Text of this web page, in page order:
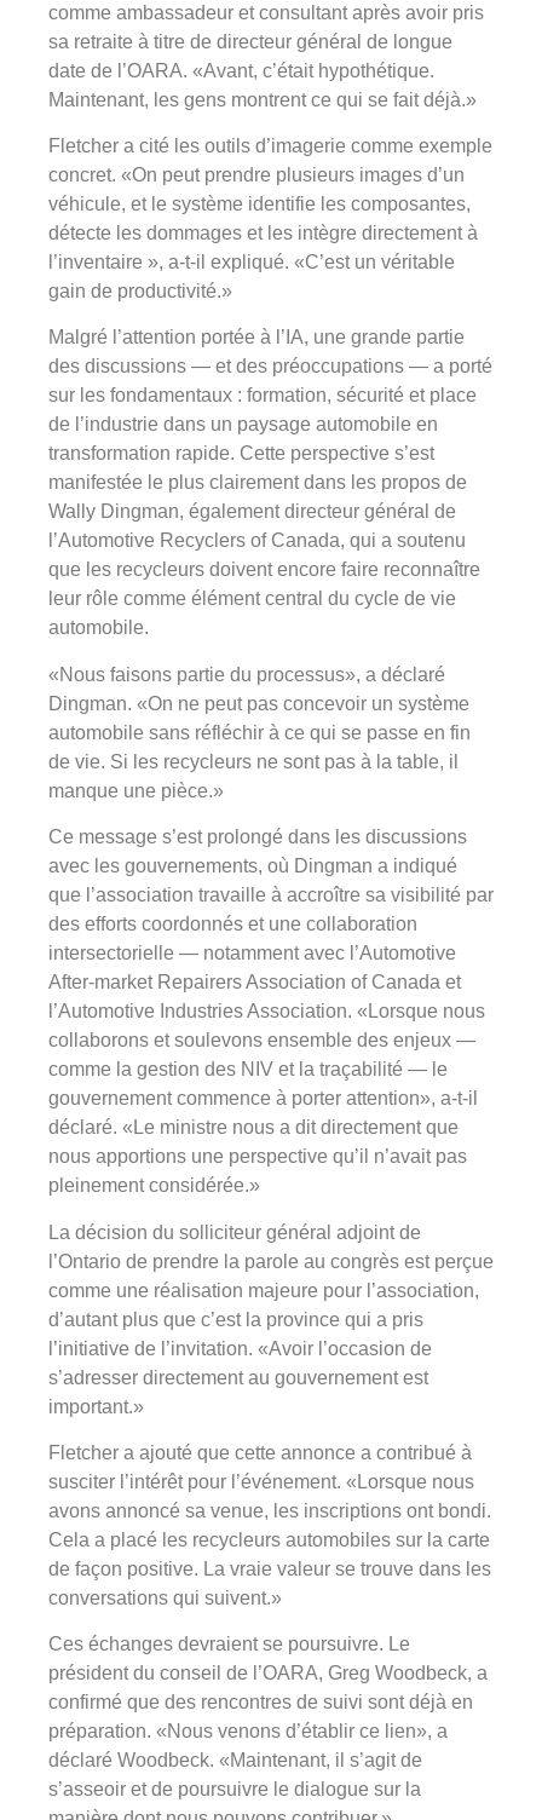
comme ambassadeur et consultant après avoir pris
sa retraite à titre de directeur général de longue
date de l’OARA. «Avant, c’était hypothétique.
Maintenant, les gens montrent ce qui se fait déjà.»
Fletcher a cité les outils d’imagerie comme exemple
concret. «On peut prendre plusieurs images d’un
véhicule, et le système identifie les composantes,
détecte les dommages et les intègre directement à
l’inventaire », a-t-il expliqué. «C’est un véritable
gain de productivité.»
Malgré l’attention portée à l’IA, une grande partie
des discussions — et des préoccupations — a porté
sur les fondamentaux : formation, sécurité et place
de l’industrie dans un paysage automobile en
transformation rapide. Cette perspective s’est
manifestée le plus clairement dans les propos de
Wally Dingman, également directeur général de
l’Automotive Recyclers of Canada, qui a soutenu
que les recycleurs doivent encore faire reconnaître
leur rôle comme élément central du cycle de vie
automobile.
«Nous faisons partie du processus», a déclaré
Dingman. «On ne peut pas concevoir un système
automobile sans réfléchir à ce qui se passe en fin
de vie. Si les recycleurs ne sont pas à la table, il
manque une pièce.»
Ce message s’est prolongé dans les discussions
avec les gouvernements, où Dingman a indiqué
que l’association travaille à accroître sa visibilité par
des efforts coordonnés et une collaboration
intersectorielle — notamment avec l’Automotive
After-market Repairers Association of Canada et
l’Automotive Industries Association. «Lorsque nous
collaborons et soulevons ensemble des enjeux —
comme la gestion des NIV et la traçabilité — le
gouvernement commence à porter attention», a-t-il
déclaré. «Le ministre nous a dit directement que
nous apportions une perspective qu’il n’avait pas
pleinement considérée.»
La décision du solliciteur général adjoint de
l’Ontario de prendre la parole au congrès est perçue
comme une réalisation majeure pour l’association,
d’autant plus que c’est la province qui a pris
l’initiative de l’invitation. «Avoir l’occasion de
s’adresser directement au gouvernement est
important.»
Fletcher a ajouté que cette annonce a contribué à
susciter l’intérêt pour l’événement. «Lorsque nous
avons annoncé sa venue, les inscriptions ont bondi.
Cela a placé les recycleurs automobiles sur la carte
de façon positive. La vraie valeur se trouve dans les
conversations qui suivent.»
Ces échanges devraient se poursuivre. Le
président du conseil de l’OARA, Greg Woodbeck, a
confirmé que des rencontres de suivi sont déjà en
préparation. «Nous venons d’établir ce lien», a
déclaré Woodbeck. «Maintenant, il s’agit de
s’asseoir et de poursuivre le dialogue sur la